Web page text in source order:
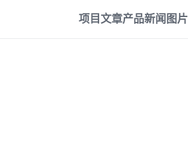
项目文章产品新闻 图片